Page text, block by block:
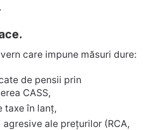
care impune măsuri dure:
de pensii prin
CASS,
taxe în lanț,
ale prețurilor (RCA,